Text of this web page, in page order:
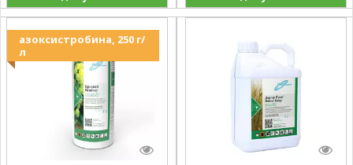
азоксистробина, 250 г/
л